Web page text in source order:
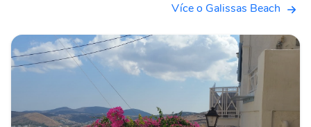
Více o Galissas Beach